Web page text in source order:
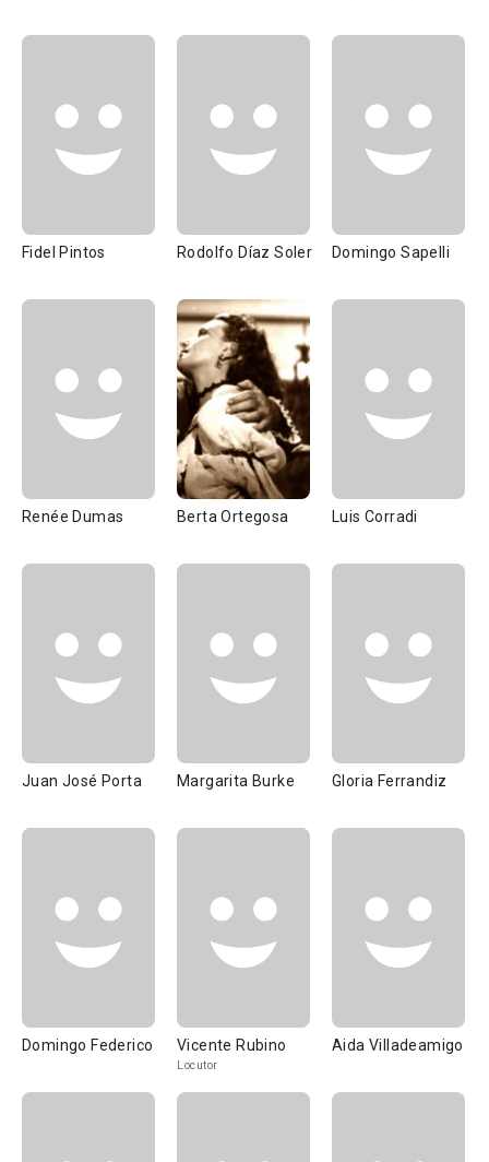
Fidel Pintos Rodolfo Díaz Soler Domingo Sapelli
Renée Dumas Berta Ortegosa Luis Corradi
Juan José Porta Margarita Burke Gloria Ferrandiz
Domingo Federico Vicente Rubino
Locutor
Aida Villadeamigo